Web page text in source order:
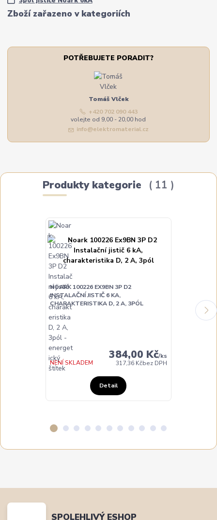
Zboží zařazeno v kategoriích
POTŘEBUJETE PORADIT?
Tomáš Vlček
+420 702 090 443
volejte od 9,00 - 20,00 hod
info@elektromaterial.cz
Produkty kategorie 11
NOARK 100226 EX9BN 3P D2
INSTALAČNÍ JISTIČ 6 KA,
CHARAKTERISTIKA D, 2 A, 3PÓL
384,00 Kč/ks
317,36 Kčbez DPH
NENÍ SKLADEM
Detail
SPOLEHLIVÝ ESHOP